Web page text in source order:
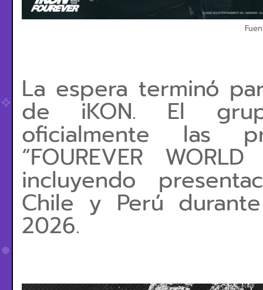
La espera terminó
de iKON. El
oficialmente las
“FOUREVER
incluyendo
Chile y Perú
2026.